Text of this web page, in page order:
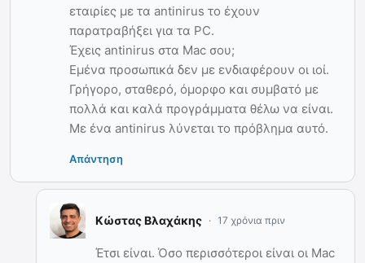
εταιρίες με τα antinirus το έχουν
παρατραβήξει για τα PC.
Έχεις antinirus στα Mac σου;
Εμένα προσωπικά δεν με ενδιαφέρουν οι ιοί.
Γρήγορο, σταθερό, όμορφο και συμβατό με
πολλά και καλά προγράμματα θέλω να είναι.
Με ένα antinirus λύνεται το πρόβλημα αυτό.
Απάντηση
Κώστας Βλαχάκης 17 χρόνια πριν
Έτσι είναι. Όσο περισσότεροι είναι οι Mac